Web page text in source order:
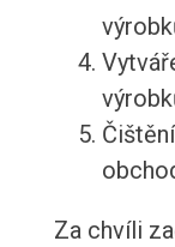
Za chvíli